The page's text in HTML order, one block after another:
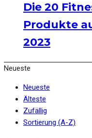
Die 20
Produkte
2023
Neueste
Neueste
Älteste
Zufällig
Sortierung (A-Z)